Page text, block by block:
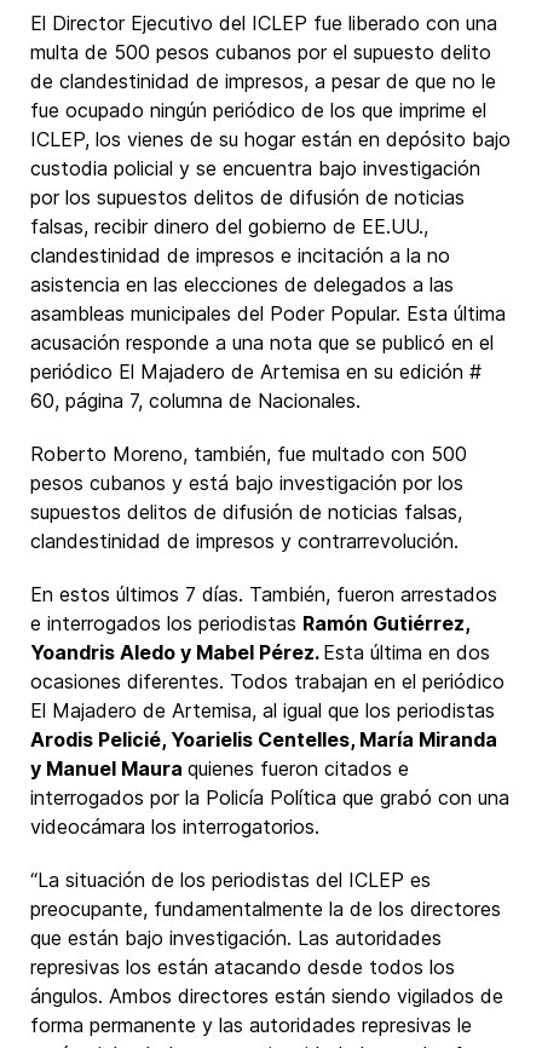
El Director Ejecutivo del ICLEP fue liberado con una
multa de 500 pesos cubanos por el supuesto delito
de clandestinidad de impresos, a pesar de que no le
fue ocupado ningún periódico de los que imprime el
ICLEP, los vienes de su hogar están en depósito bajo
custodia policial y se encuentra bajo investigación
por los supuestos delitos de difusión de noticias
falsas, recibir dinero del gobierno de EE.UU.,
clandestinidad de impresos e incitación a la no
asistencia en las elecciones de delegados a las
asambleas municipales del Poder Popular. Esta última
acusación responde a una nota que se publicó en el
periódico El Majadero de Artemisa en su edición #
60, página 7, columna de Nacionales.
Roberto Moreno, también, fue multado con 500
pesos cubanos y está bajo investigación por los
supuestos delitos de difusión de noticias falsas,
clandestinidad de impresos y contrarrevolución.
En estos últimos 7 días. También, fueron arrestados
e interrogados los periodistas Ramón Gutiérrez,
Yoandris Aledo y Mabel Pérez. Esta última en dos
ocasiones diferentes. Todos trabajan en el periódico
El Majadero de Artemisa, al igual que los periodistas
Arodis Pelicié, Yoarielis Centelles, María Miranda
y Manuel Maura quienes fueron citados e
interrogados por la Policía Política que grabó con una
videocámara los interrogatorios.
“La situación de los periodistas del ICLEP es
preocupante, fundamentalmente la de los directores
que están bajo investigación. Las autoridades
represivas los están atacando desde todos los
ángulos. Ambos directores están siendo vigilados de
forma permanente y las autoridades represivas le